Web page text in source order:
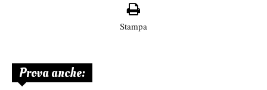
Stampa
Prova anche: